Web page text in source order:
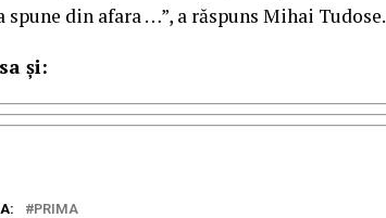
din afara …”, a răspuns Mihai Tudose.
și:
PRIMA